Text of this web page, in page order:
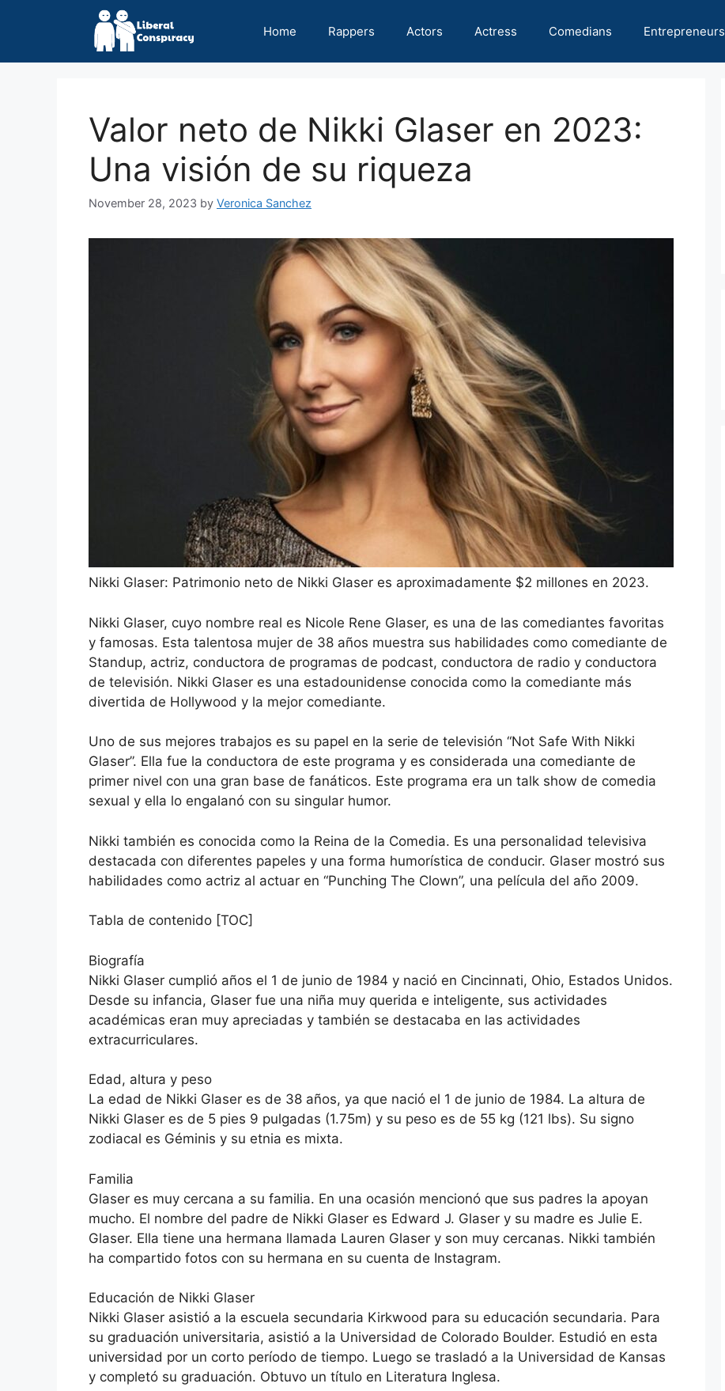
Home Rappers Actors Actress Comedians Entrepreneurs
Valor neto de Nikki Glaser en 2023:
Una visión de su riqueza
November 28, 2023 by Veronica Sanchez
Nikki Glaser: Patrimonio neto de Nikki Glaser es aproximadamente $2 millones en 2023.
Nikki Glaser, cuyo nombre real es Nicole Rene Glaser, es una de las comediantes favoritas
y famosas. Esta talentosa mujer de 38 años muestra sus habilidades como comediante de
Standup, actriz, conductora de programas de podcast, conductora de radio y conductora
de televisión. Nikki Glaser es una estadounidense conocida como la comediante más
divertida de Hollywood y la mejor comediante.
Uno de sus mejores trabajos es su papel en la serie de televisión “Not Safe With Nikki
Glaser”. Ella fue la conductora de este programa y es considerada una comediante de
primer nivel con una gran base de fanáticos. Este programa era un talk show de comedia
sexual y ella lo engalanó con su singular humor.
Nikki también es conocida como la Reina de la Comedia. Es una personalidad televisiva
destacada con diferentes papeles y una forma humorística de conducir. Glaser mostró sus
habilidades como actriz al actuar en “Punching The Clown”, una película del año 2009.
Tabla de contenido [TOC]
Biografía
Nikki Glaser cumplió años el 1 de junio de 1984 y nació en Cincinnati, Ohio, Estados Unidos.
Desde su infancia, Glaser fue una niña muy querida e inteligente, sus actividades
académicas eran muy apreciadas y también se destacaba en las actividades
extracurriculares.
Edad, altura y peso
La edad de Nikki Glaser es de 38 años, ya que nació el 1 de junio de 1984. La altura de
Nikki Glaser es de 5 pies 9 pulgadas (1.75m) y su peso es de 55 kg (121 lbs). Su signo
zodiacal es Géminis y su etnia es mixta.
Familia
Glaser es muy cercana a su familia. En una ocasión mencionó que sus padres la apoyan
mucho. El nombre del padre de Nikki Glaser es Edward J. Glaser y su madre es Julie E.
Glaser. Ella tiene una hermana llamada Lauren Glaser y son muy cercanas. Nikki también
ha compartido fotos con su hermana en su cuenta de Instagram.
Educación de Nikki Glaser
Nikki Glaser asistió a la escuela secundaria Kirkwood para su educación secundaria. Para
su graduación universitaria, asistió a la Universidad de Colorado Boulder. Estudió en esta
universidad por un corto período de tiempo. Luego se trasladó a la Universidad de Kansas
y completó su graduación. Obtuvo un título en Literatura Inglesa.